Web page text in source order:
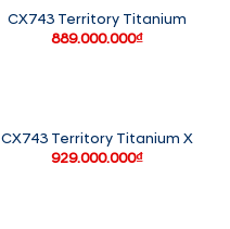
CX743 Territory Titanium
889.000.000₫
CX743 Territory Titanium X
929.000.000₫